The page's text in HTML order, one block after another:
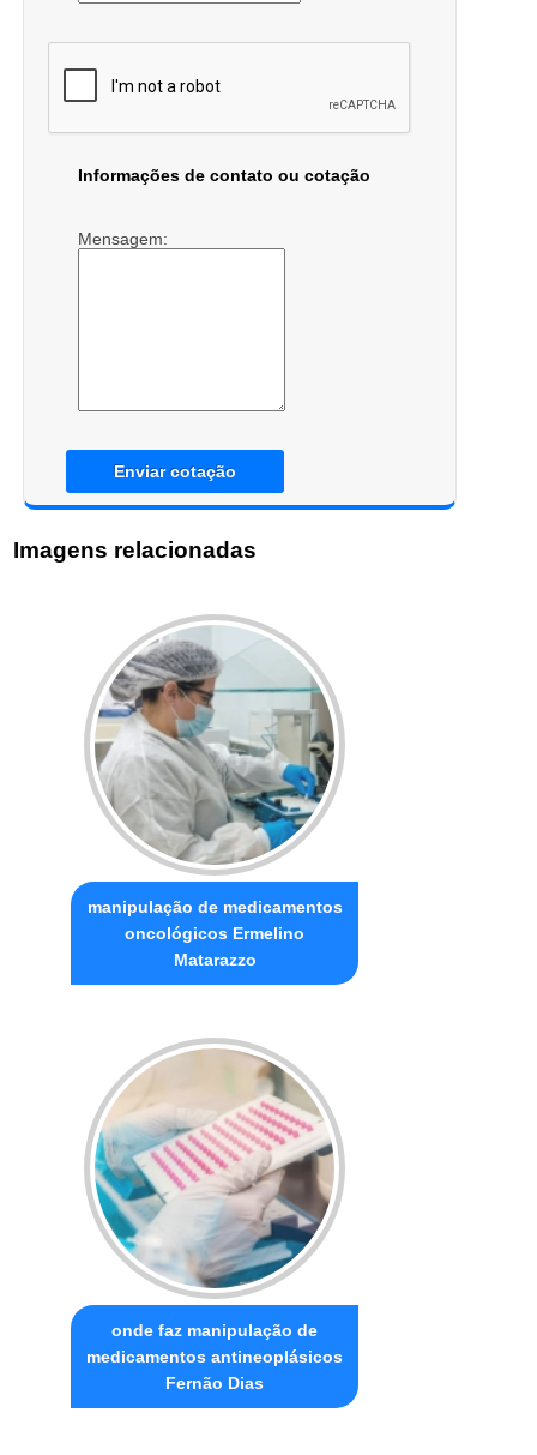
Informações de contato ou cotação
Mensagem:
Enviar cotação
Imagens relacionadas
manipulação de medicamentos
oncológicos Ermelino
Matarazzo
onde faz manipulação de
medicamentos antineoplásicos
Fernão Dias